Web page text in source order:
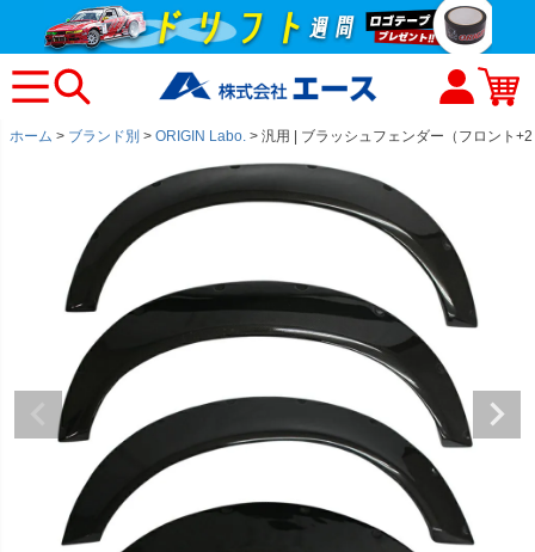
ホーム ブランド別 ORIGIN Labo. 汎用 | ブラッシュフェンダー（フロント